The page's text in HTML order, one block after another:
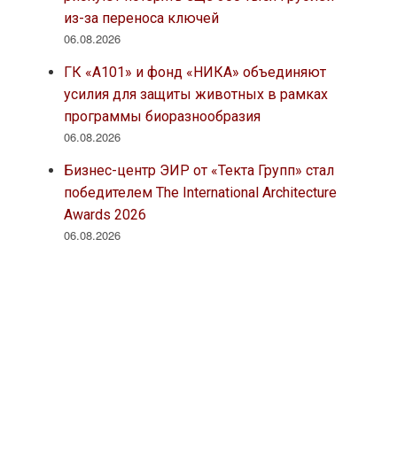
из-за переноса ключей
06.08.2026
ГК «А101» и фонд «НИКА» объединяют
усилия для защиты животных в рамках
программы биоразнообразия
06.08.2026
Бизнес-центр ЭИР от «Текта Групп» стал
победителем The International Architecture
Awards 2026
06.08.2026